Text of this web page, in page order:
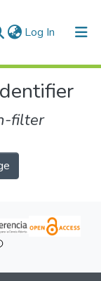
Log In (current)
filter